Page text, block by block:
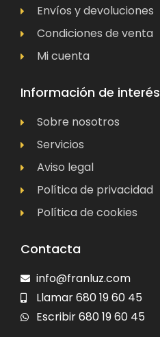
Envíos y devoluciones
Condiciones de venta
Mi cuenta
Información de interés
Sobre nosotros
Servicios
Aviso legal
Política de privacidad
Política de cookies
Contacta
info@franluz.com
Llamar 680 19 60 45
Escribir 680 19 60 45